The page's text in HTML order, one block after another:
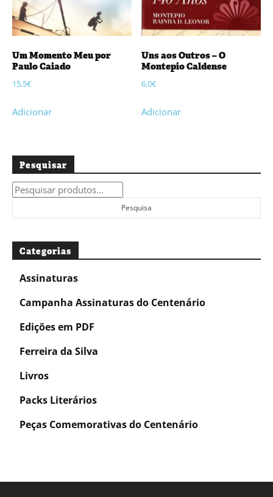
Um Momento Meu por
Paulo Caiado
15,5€
Adicionar
Uns aos Outros – O
Montepio Caldense
6,0€
Adicionar
Pesquisar
Pesquisar
por:
Pesquisa
Categorias
Assinaturas
Campanha Assinaturas do Centenário
Edições em PDF
Ferreira da Silva
Livros
Packs Literários
Peças Comemorativas do Centenário